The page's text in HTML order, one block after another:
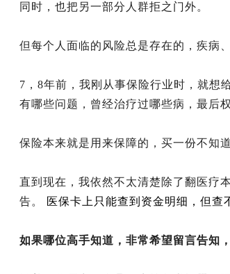
同时，也把另一部分人群拒之门外。
但每个人面临的风险总是存在的，疾病
7，8年前，我刚从事保险行业时，就想
有哪些问题，曾经治疗过哪些病，最后
保险本来就是用来保障的，买一份不知
直到现在，我依然不太清楚除了翻医疗
告。
医保卡上只能查到资金明细，但查
如果哪位高手知道，非常希望留言告知